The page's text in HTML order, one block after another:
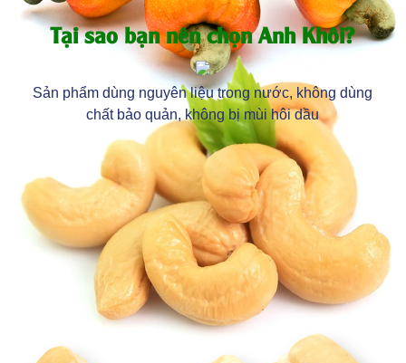
Tại sao bạn nên chọn Anh Khôi?
Sản phẩm dùng nguyên liệu trong nước, không dùng
chất bảo quản, không bị mùi hôi dầu